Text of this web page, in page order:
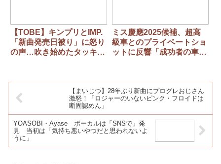
【TOBE】キンプリとIMP.
「新曲発売日被り」に怒り
の声…吹き始めたタッキー
ッコミ
ミス慶應2025候補、超高
級車とのプライベートショ
ットに反響「成功者の車や
【まいじつ】28年ぶり新曲にプログレおじさん
激怒！「ロジャーのいないピンク・フロイドは
断固認めん」
YOASOBI・Ayase ボーカルは「SNSで」発
見 当初は「気持ち悪いやつだと思われないよ
うに」